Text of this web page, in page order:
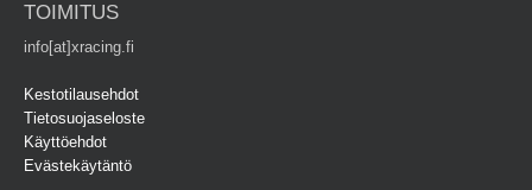
TOIMITUS
info[at]xracing.fi
Kestotilausehdot
Tietosuojaseloste
Käyttöehdot
Evästekäytäntö